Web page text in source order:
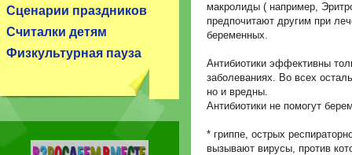
Сценарии праздников
Считалки детям
Физкультурная пауза
макролиды ( например,
предпочитают другим при
беременных.
Антибиотики эффективны
заболеваниях. Во всех
но и вредны.
Антибиотики не помогут
* гриппе, острых
вызывают вирусы, против